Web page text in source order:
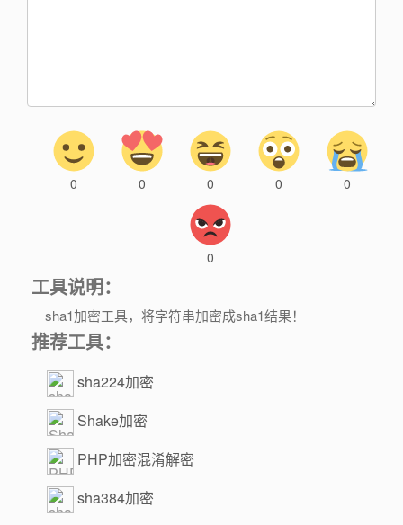
0 0 0 0 0
0
工具说明：
sha1加密工具，将字符串加密成sha1结果！
推荐工具：
sha224加密
Shake加密
PHP加密混淆解密
sha384加密